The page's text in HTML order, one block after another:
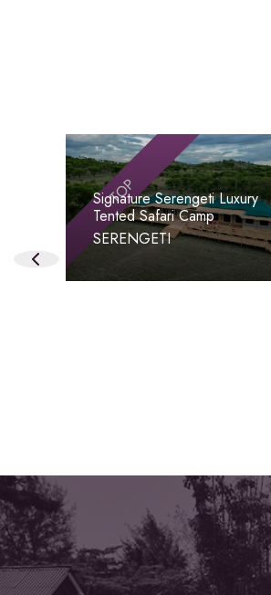
TOP
Signature Serengeti Luxury
Tented Safari Camp
SERENGETI